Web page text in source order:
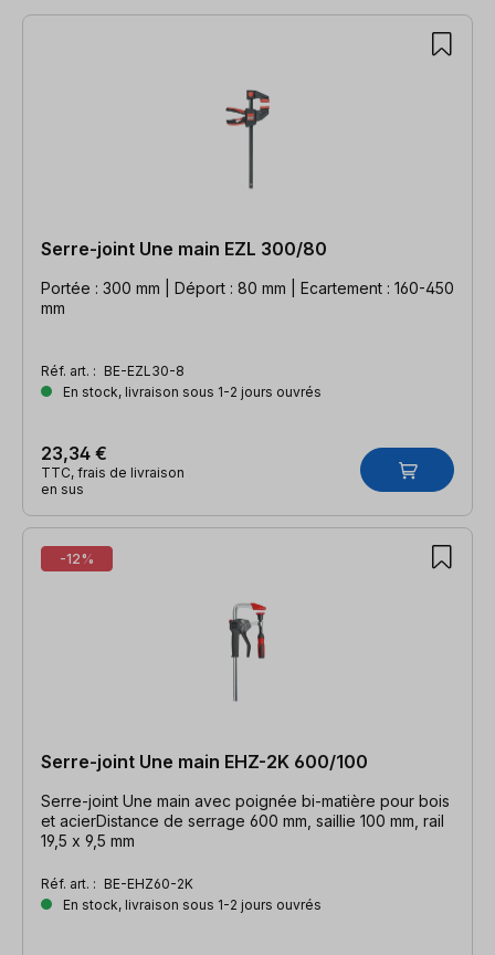
38 articles trouvés
Serre-joint Une main EZL 300/80
Portée : 300 mm | Déport : 80 mm | Ecartement : 160-450
mm
Réf. art. : BE-EZL30-8
En stock, livraison sous 1-2 jours ouvrés
23,34 €
TTC, frais de livraison
en sus
-12%
Serre-joint Une main EHZ-2K 600/100
Serre-joint Une main avec poignée bi-matière pour bois
et acierDistance de serrage 600 mm, saillie 100 mm, rail
19,5 x 9,5 mm
Réf. art. : BE-EHZ60-2K
En stock, livraison sous 1-2 jours ouvrés